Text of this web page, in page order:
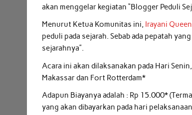
akan menggelar kegiatan “Blogger Peduli
Menurut Ketua Komunitas ini, Irayani
peduli pada sejarah. Sebab ada pepatah
sejarahnya”.
Acara ini akan dilaksanakan pada Hari
Makassar dan Fort Rotterdam*
Adapun Biayanya adalah : Rp 15.000*
yang akan dibayarkan pada hari